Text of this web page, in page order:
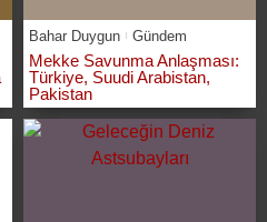
Bahar Duygun Gündem
Mekke Savunma Anlaşması:
Türkiye, Suudi Arabistan,
Pakistan